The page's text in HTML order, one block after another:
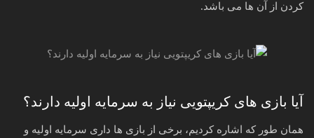
کردن از آن ها می باشد.
آیا بازی های کریپتویی نیاز به سرمایه اولیه دارند؟
همان طور که اشاره کردیم، برخی از بازی ها داری سرمایه اولیه و